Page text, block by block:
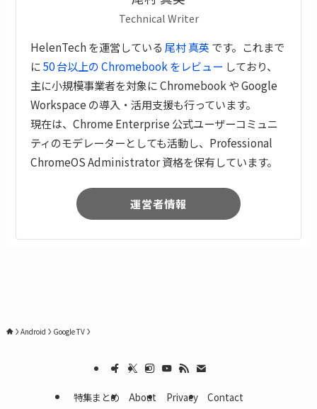
Technical Writer
HelenTech を運営している 尾村 真英 です。これまで
に50 台以上の Chromebook をレビュー しており、
主に小規模事業者を対象に Chromebook や Google
Workspace の導入・活用支援も行っています。
現在は、Chrome Enterprise 公式ユーザーコミュニ
ティのモデレーターとしても活動し、Professional
ChromeOS Administrator 資格を保有しています。
運営者情報
Android Google TV
特集まとめ About Privacy Contact